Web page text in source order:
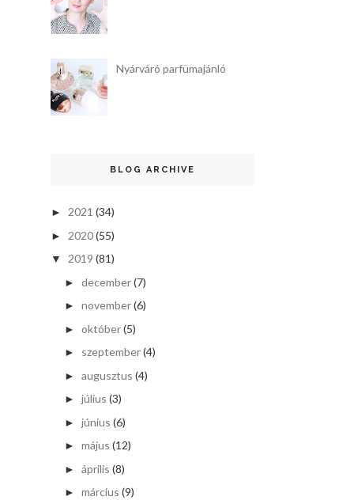
Nyárváró parfümajánló
BLOG ARCHIVE
► 2021 (34)
► 2020(55)
▼ 2019 (81)
► december(7)
► november(6)
► október(5)
► szeptember(4)
► augusztus (4)
► július (3)
► június (6)
► május (12)
► április (8)
► március (9)